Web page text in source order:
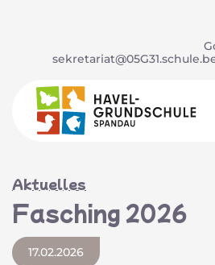
Aktuelles
Fasching 2026
17.02.2026